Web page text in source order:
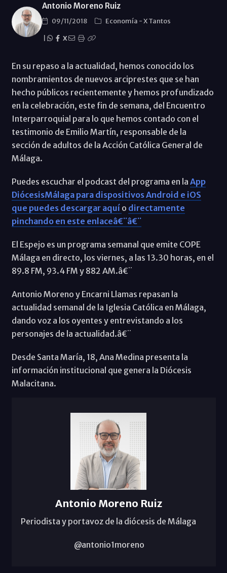
Antonio Moreno Ruiz
09/11/2018 Economí­a -X Tantos
X
En su repaso a la actualidad, hemos conocido los
nombramientos de nuevos arciprestes que se han
hecho públicos recientemente y hemos profundizado
en la celebración, este fin de semana, del Encuentro
Interparroquial para lo que hemos contado con el
testimonio de Emilio Martín, responsable de la
sección de adultos de la Acción Católica General de
Málaga.
Puedes escuchar el podcast del programa en la App
DiócesisMálaga para dispositivos Android e iOS
que puedes descargar aquí o directamente
pinchando en este enlaceâ€¨â€¨
El Espejo es un programa semanal que emite COPE
Málaga en directo, los viernes, a las 13.30 horas, en el
89.8 FM, 93.4 FM y 882 AM.â€¨
Antonio Moreno y Encarni Llamas repasan la
actualidad semanal de la Iglesia Católica en Málaga,
dando voz a los oyentes y entrevistando a los
personajes de la actualidad.â€¨
Desde Santa María, 18, Ana Medina presenta la
información institucional que genera la Diócesis
Malacitana.
Antonio Moreno Ruiz
Periodista y portavoz de la diócesis de Málaga
@antonio1moreno